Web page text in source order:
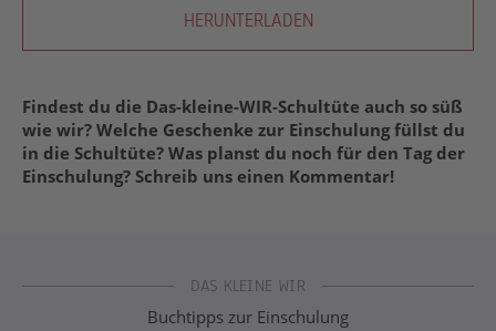
HERUNTERLADEN
Findest du die Das-kleine-WIR-Schultüte auch so süß
wie wir? Welche Geschenke zur Einschulung füllst du
in die Schultüte? Was planst du noch für den Tag der
Einschulung? Schreib uns einen Kommentar!
DAS KLEINE WIR
Buchtipps zur Einschulung